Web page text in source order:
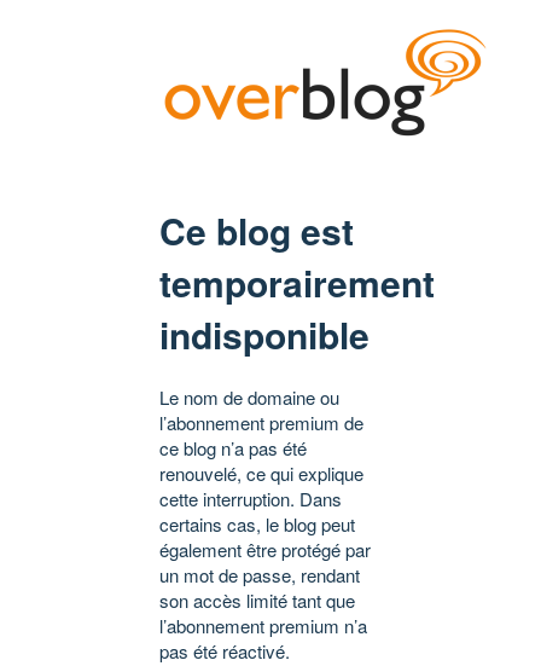
Ce blog est
temporairement
indisponible
Le nom de domaine ou
l’abonnement premium de
ce blog n’a pas été
renouvelé, ce qui explique
cette interruption. Dans
certains cas, le blog peut
également être protégé par
un mot de passe, rendant
son accès limité tant que
l’abonnement premium n’a
pas été réactivé.